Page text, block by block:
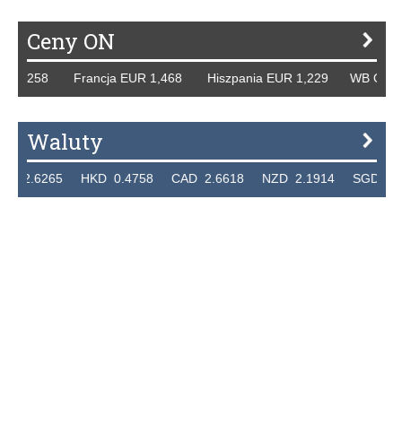
Ceny ON
Francja EUR 1,468 Hiszpania EUR 1,229 WB GBP
Waluty
HKD 0.4758 CAD 2.6618 NZD 2.1914 SGD